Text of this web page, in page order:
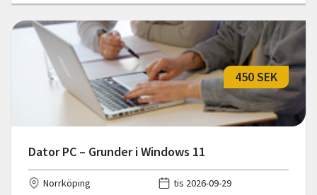
Dator PC – Grunder i Windows 11
450 SEK
Norrköping
tis 2026-09-29